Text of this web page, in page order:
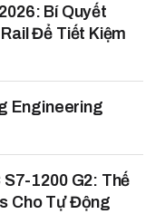
Bí Quyết
Để Tiết Kiệm
Engineering
S7-1200 G2: Thế
Cho Tự Động